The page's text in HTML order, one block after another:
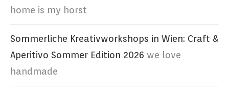
home is my horst
Sommerliche Kreativworkshops in Wien: Craft &
Aperitivo Sommer Edition 2026 we love
handmade